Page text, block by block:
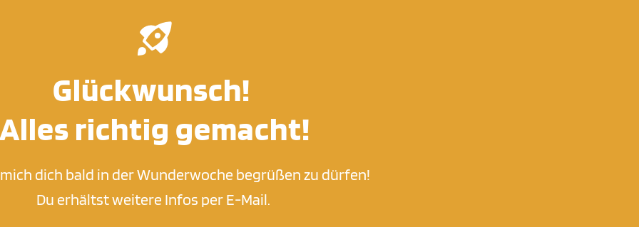
Glückwunsch!
Alles richtig gemacht!
dich bald in der Wunderwoche begrüßen zu dürfen!
Du erhältst weitere Infos per E-Mail.